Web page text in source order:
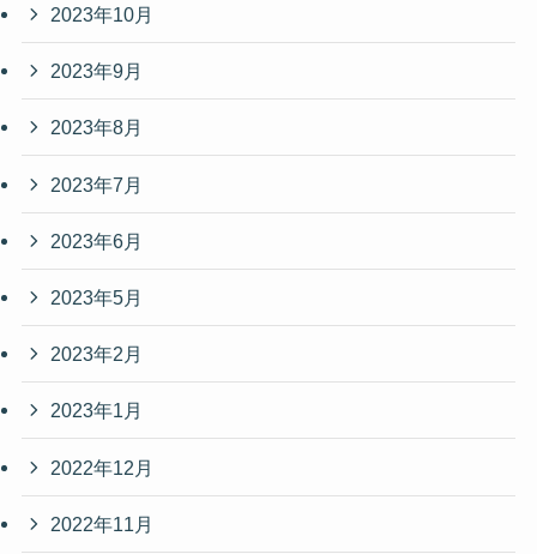
2023年10月
2023年9月
2023年8月
2023年7月
2023年6月
2023年5月
2023年2月
2023年1月
2022年12月
2022年11月